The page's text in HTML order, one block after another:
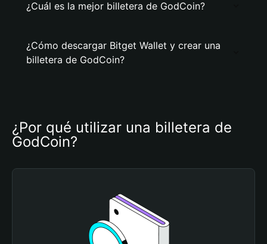
¿Cuál es la mejor billetera de GodCoin?
¿Cómo descargar Bitget Wallet y crear una
billetera de GodCoin?
¿Por qué utilizar una billetera de
GodCoin?